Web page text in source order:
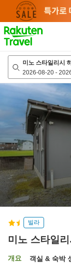
page
미노 스타일리시
2026-08-20 -
빌라
미노 스타일
개요 객실 & 숙박